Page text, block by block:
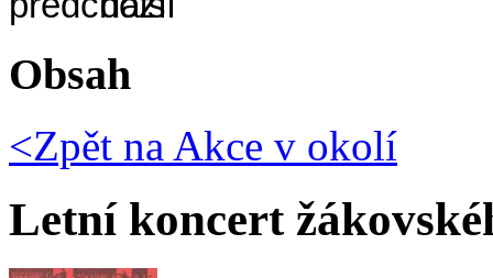
Obsah
<Zpět na Akce v okolí
Letní koncert